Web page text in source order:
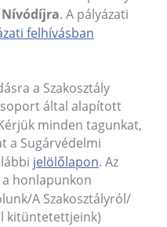
. A pályázati
felhívásban
a Szakosztály
által alapított
minden tagunkat,
a Sugárvédelmi
jelölőlapon. Az
honlapunkon
A Szakosztályról/
kitüntetettjeink)